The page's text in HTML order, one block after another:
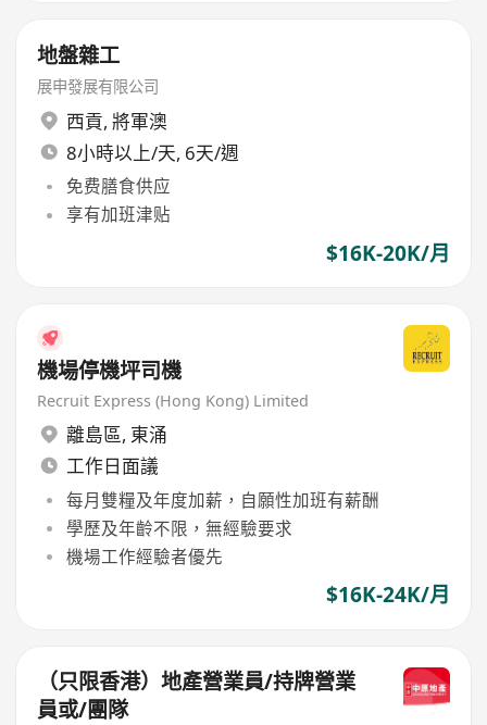
地盤雜工
展申發展有限公司
西貢, 將軍澳
8小時以上/天, 6天/週
免费膳食供应
享有加班津贴
$16K-20K/月
機場停機坪司機
Recruit Express (Hong Kong) Limited
離島區, 東涌
工作日面議
每月雙糧及年度加薪，自願性加班有薪酬
學歷及年齡不限，無經驗要求
機場工作經驗者優先
$16K-24K/月
（只限香港）地產營業員/持牌營業
員或/團隊